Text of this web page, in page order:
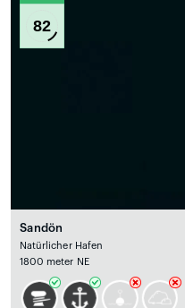
82
Sandön
Natürlicher Hafen
1800 meter NE